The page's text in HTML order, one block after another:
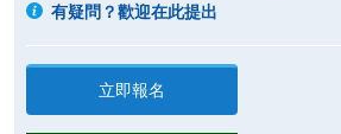
有疑問？歡迎在此提出
立即報名